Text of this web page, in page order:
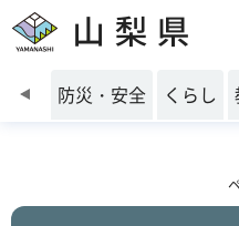
山梨県
前のスライドを表示
防災・安全 くらし